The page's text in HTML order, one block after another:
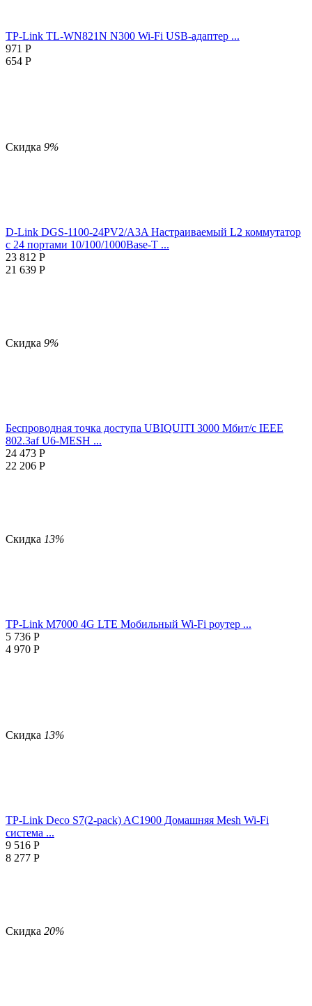
TP-Link TL-WN821N N300 Wi-Fi USB-адаптер ...
971 Р
654 Р
Скидка 9%
D-Link DGS-1100-24PV2/A3A Настраиваемый L2 коммутатор
c 24 портами 10/100/1000Base-T ...
23 812 Р
21 639 Р
Скидка 9%
Беспроводная точка доступа UBIQUITI 3000 Мбит/с IEEE
802.3af U6-MESH ...
24 473 Р
22 206 Р
Скидка 13%
TP-Link M7000 4G LTE Мобильный Wi-Fi роутер ...
5 736 Р
4 970 Р
Скидка 13%
TP-Link Deco S7(2-pack) AC1900 Домашняя Mesh Wi-Fi
система ...
9 516 Р
8 277 Р
Скидка 20%